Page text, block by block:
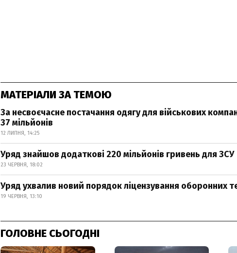
МАТЕРІАЛИ ЗА ТЕМОЮ
За несвоєчасне постачання одягу для військових
37 мільйонів
12 ЛИПНЯ, 14:25
Уряд знайшов додаткові 220 мільйонів гривень для ЗСУ
23 ЧЕРВНЯ, 18:02
Уряд ухвалив новий порядок ліцензування оборонних
19 ЧЕРВНЯ, 13:10
ГОЛОВНЕ СЬОГОДНІ